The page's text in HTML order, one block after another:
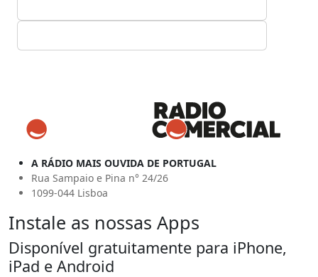
A RÁDIO MAIS OUVIDA DE PORTUGAL
Rua Sampaio e Pina n° 24/26
1099-044 Lisboa
Instale as nossas Apps
Disponível gratuitamente para iPhone,
iPad e Android